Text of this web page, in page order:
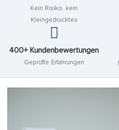
Kein Risiko, kein
Kleingedrucktes
400+ Kundenbewertungen
Geprüfte Erfahrungen